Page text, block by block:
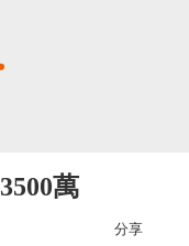
萬
分享